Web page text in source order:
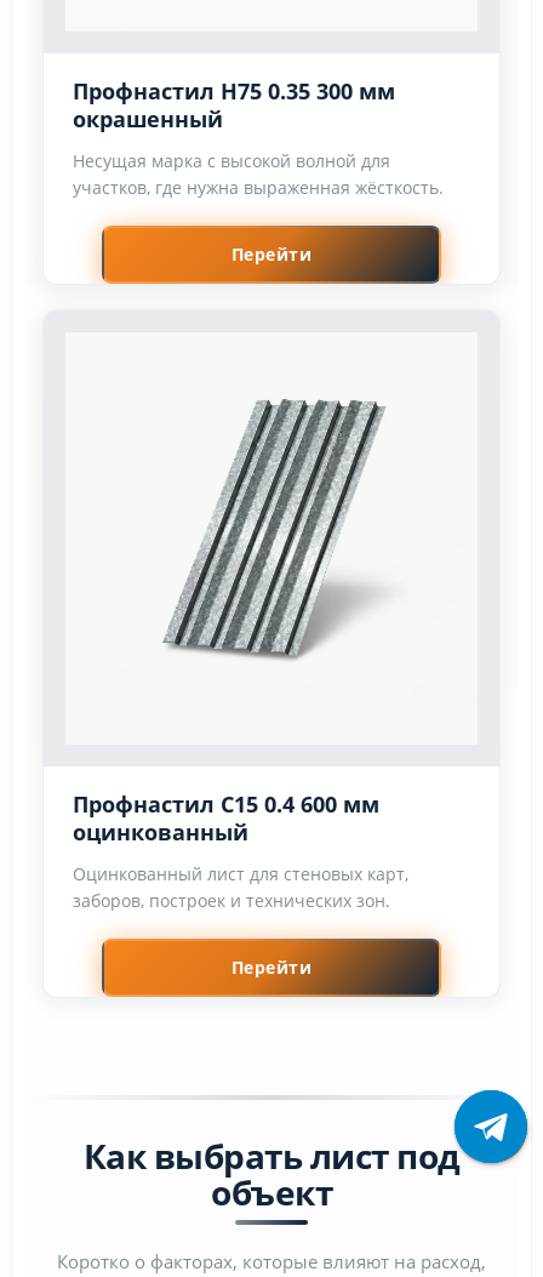
Профнастил Н75 0.35 300 мм
окрашенный
Несущая марка с высокой волной для
участков, где нужна выраженная жёсткость.
Перейти
Профнастил С15 0.4 600 мм
оцинкованный
Оцинкованный лист для стеновых карт,
заборов, построек и технических зон.
Перейти
Как выбрать лист под
объект
Коротко о факторах, которые влияют на расход,